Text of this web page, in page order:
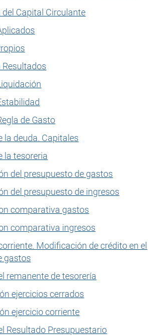
del Capital Circulante
de Gasto
la deuda. Capitales
la tesoreria
del presupuesto de gastos
del presupuesto de ingresos
comparativa gastos
comparativa ingresos
Modificación de crédito en el
gastos
remanente de tesorería
ejercicios cerrados
ejercicio corriente
Resultado Presupuestario